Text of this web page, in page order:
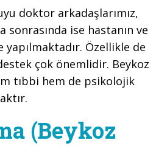
doktor arkadaşlarımız,
ise hastanın ve
Özellikle de
çok önemlidir. Beykoz
tıbbi hem de psikolojik
(Beykoz